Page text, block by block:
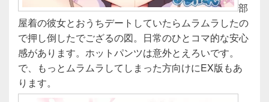
部
屋着の彼女とおうちデートしていたらムラムラしたの
で押し倒したでござるの図。日常のひとコマ的な安心
感があります。ホットパンツは意外とえろいです。
で、もっとムラムラしてしまった方向けにEX版もあ
ります。